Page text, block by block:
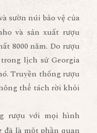
sườn núi bảo vệ của
và sản xuất rượu
8000 năm. Do rượu
lịch sử Georgia
Truyền thống rượu
thể tách rời khỏi
rượu với mọi hình
đã là một phần quan